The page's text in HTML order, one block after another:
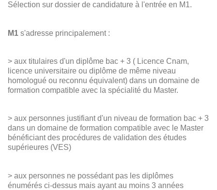
Sélection sur dossier de candidature à l'entrée en M1.
M1 s'adresse principalement :
> aux titulaires d'un diplôme bac + 3 ( Licence Cnam,
licence universitaire ou diplôme de même niveau
homologué ou reconnu équivalent) dans un domaine de
formation compatible avec la spécialité du Master.
> aux personnes justifiant d'un niveau de formation bac + 3
dans un domaine de formation compatible avec le Master
bénéficiant des procédures de validation des études
supérieures (VES)
> aux personnes ne possédant pas les diplômes
énumérés ci-dessus mais ayant au moins 3 années